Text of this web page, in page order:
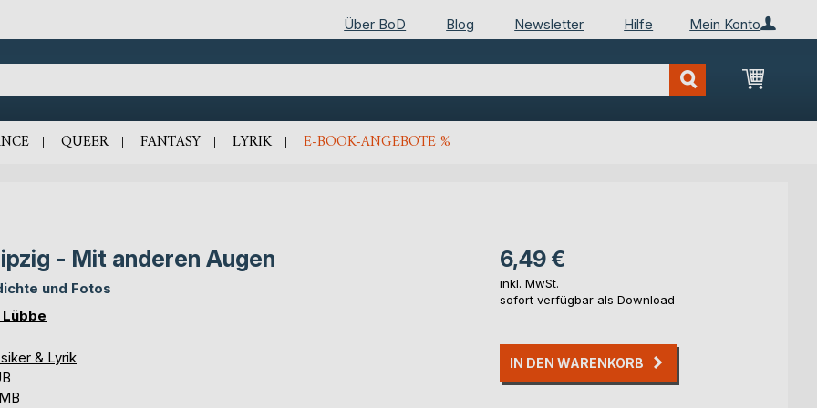
Mein Konto
Über BoD Blog Newsletter Hilfe
Mein
QUEER FANTASY LYRIK E-BOOK-ANGEBOTE %
- Mit anderen Augen
und Fotos
Lübbe
& Lyrik
6,49 €
inkl. MwSt.
sofort verfügbar als Download
IN DEN WARENKORB